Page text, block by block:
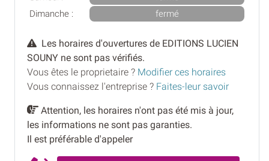
Dimanche :
fermé
Les horaires d'ouvertures de EDITIONS LUCIEN
SOUNY ne sont pas vérifiés.
Vous êtes le proprietaire ? Modifier ces horaires
Vous connaissez l'entreprise ? Faites-leur savoir
Attention, les horaires n'ont pas été mis à jour,
les informations ne sont pas garanties.
Il est préférable d'appeler